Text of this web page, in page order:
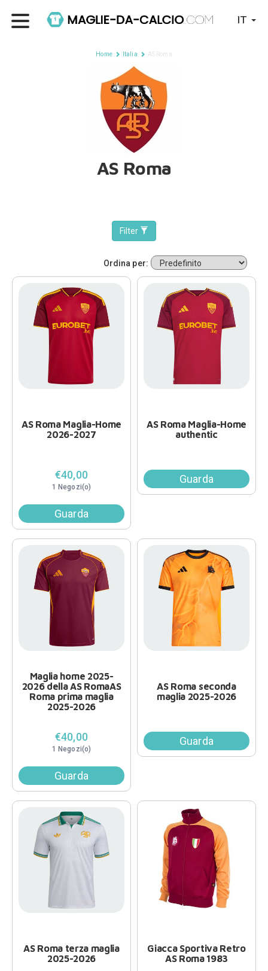
IT
Home Italia AS Roma
AS Roma
Filter
Ordina per:
AS Roma Maglia-Home
2026-2027
€40,00
1 Negozi(o)
Guarda
AS Roma Maglia-Home
authentic
Guarda
Maglia home 2025-
2026 della AS RomaAS
Roma prima maglia
2025-2026
€40,00
1 Negozi(o)
Guarda
AS Roma seconda
maglia 2025-2026
Guarda
AS Roma terza maglia
2025-2026
Giacca Sportiva Retro
AS Roma 1983